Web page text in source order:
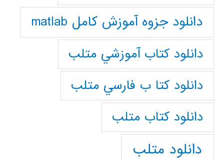
دانلود جزوه آموزش کامل matlab
دانلود كتاب آموزشي متلب
دانلود كتا ب فارسي متلب
دانلود كتاب متلب
دانلود متلب